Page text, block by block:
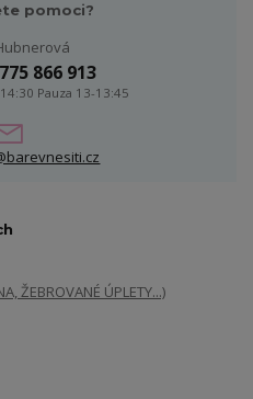
pomoci?
866 913
Pauza 13-13:45
ŽEBROVANÉ ÚPLETY...)